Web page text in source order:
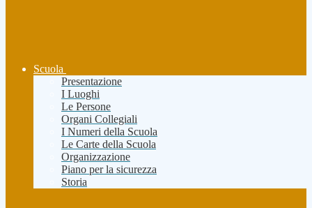
Scuola
Presentazione
I Luoghi
Le Persone
Organi Collegiali
I Numeri della Scuola
Le Carte della Scuola
Organizzazione
Piano per la sicurezza
Storia